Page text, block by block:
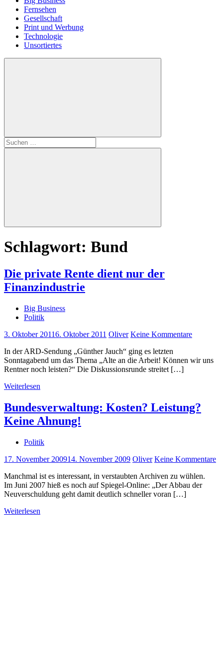
Fernsehen
Gesellschaft
Print und Werbung
Technologie
Unsortiertes
Suchen
nach:
Suchen
Schlagwort: Bund
Die private Rente dient nur der
Finanzindustrie
Big Business
Politik
3. Oktober 20116. Oktober 2011 Oliver Keine Kommentare
In der ARD-Sendung „Günther Jauch“ ging es letzten
Sonntagabend um das Thema „Alte an die Arbeit! Können wir uns
Rentner noch leisten?“ Die Diskussionsrunde streitet […]
Weiterlesen
Bundesverwaltung: Kosten? Leistung?
Keine Ahnung!
Politik
17. November 200914. November 2009 Oliver Keine Kommentare
Manchmal ist es interessant, in verstaubten Archiven zu wühlen.
Im Juni 2007 hieß es noch auf Spiegel-Online: „Der Abbau der
Neuverschuldung geht damit deutlich schneller voran […]
Weiterlesen